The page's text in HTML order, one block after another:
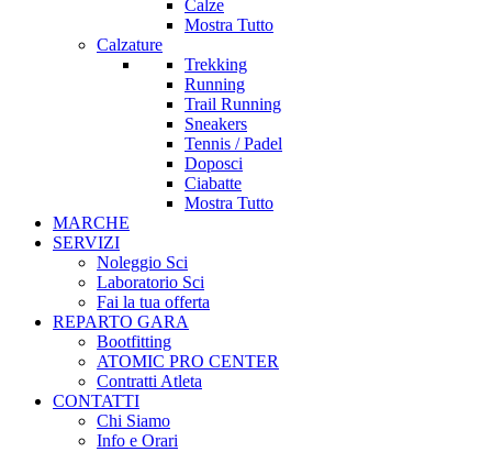
Calze
Mostra Tutto
Calzature
Trekking
Running
Trail Running
Sneakers
Tennis / Padel
Doposci
Ciabatte
Mostra Tutto
MARCHE
SERVIZI
Noleggio Sci
Laboratorio Sci
Fai la tua offerta
REPARTO GARA
Bootfitting
ATOMIC PRO CENTER
Contratti Atleta
CONTATTI
Chi Siamo
Info e Orari